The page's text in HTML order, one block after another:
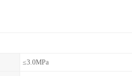
≤3.0MPa